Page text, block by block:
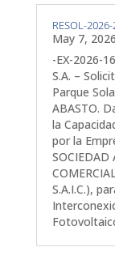
RESOL-
May 7, 2026
-EX-2026-
S.A. –
Parque
ABASTO.
la
por la
SOCIEDAD
S.A.I.C.),